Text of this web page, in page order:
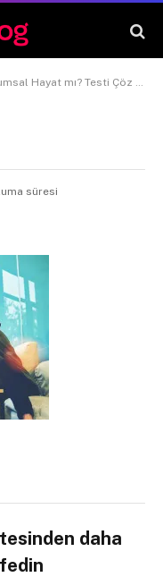
mı? Testi Çöz ve Öğren!
süresi
daha